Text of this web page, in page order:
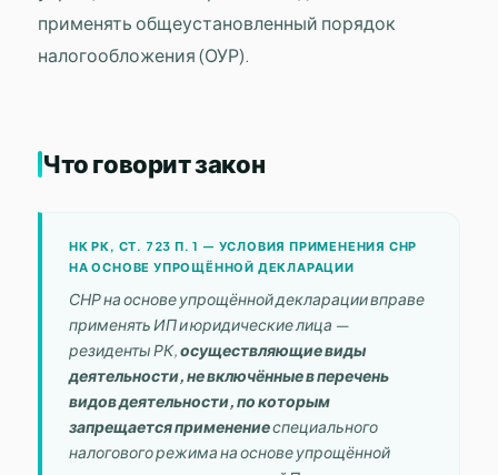
применять общеустановленный порядок
налогообложения (ОУР).
Что говорит закон
НК РК, СТ. 723 П. 1 — УСЛОВИЯ ПРИМЕНЕНИЯ СНР
НА ОСНОВЕ УПРОЩЁННОЙ ДЕКЛАРАЦИИ
СНР на основе упрощённой декларации вправе
применять ИП и юридические лица —
резиденты РК,осуществляющие виды
деятельности, не включённые в перечень
видов деятельности, по которым
запрещается применениеспециального
налогового режима на основе упрощённой